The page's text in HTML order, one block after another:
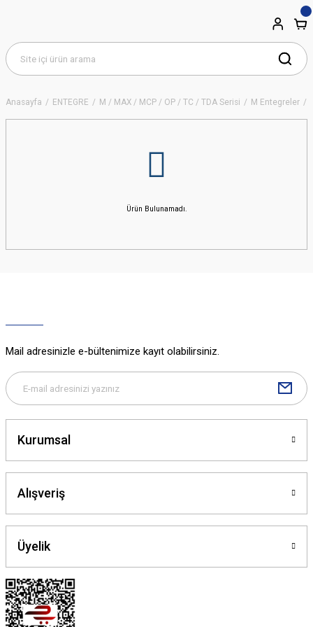
Anasayfa ENTEGRE M / MAX / MCP / OP / TC / TDA Serisi M Entegreler
Ürün Bulunamadı.
Mail adresinizle e-bültenimize kayıt olabilirsiniz.
Kurumsal
Alışveriş
Üyelik